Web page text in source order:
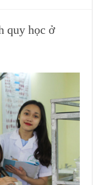
quy học ở